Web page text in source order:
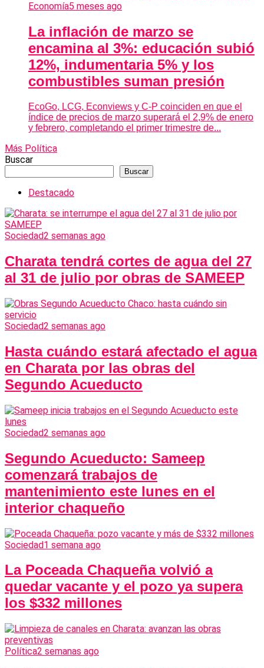
Economía5 meses ago
La inflación de marzo se
encamina al 3%: educación subió
12%, indumentaria 5% y los
combustibles suman presión
EcoGo, LCG, Econviews y C-P coinciden en que el
índice de precios de marzo superará el 2,9% de enero
y febrero, completando el primer trimestre de...
Más Política
Buscar
Buscar
Destacado
Sociedad2 semanas ago
Charata tendrá cortes de agua del 27
al 31 de julio por obras de SAMEEP
Sociedad2 semanas ago
Hasta cuándo estará afectado el agua
en Charata por las obras del
Segundo Acueducto
Sociedad2 semanas ago
Segundo Acueducto: Sameep
comenzará trabajos de
mantenimiento este lunes en el
interior chaqueño
Sociedad1 semana ago
La Poceada Chaqueña volvió a
quedar vacante y el pozo ya supera
los $332 millones
Política2 semanas ago